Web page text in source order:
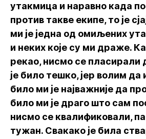
утакмица и наравно када
против такве екипе, то је
ми је једна од омиљених
и неких које су ми драже.
рекао, нисмо се пласирали
је било тешко, јер волим да
било ми је најважније да
било ми је драго што сам
нисмо се квалификовали,
тужан. Свакако је била